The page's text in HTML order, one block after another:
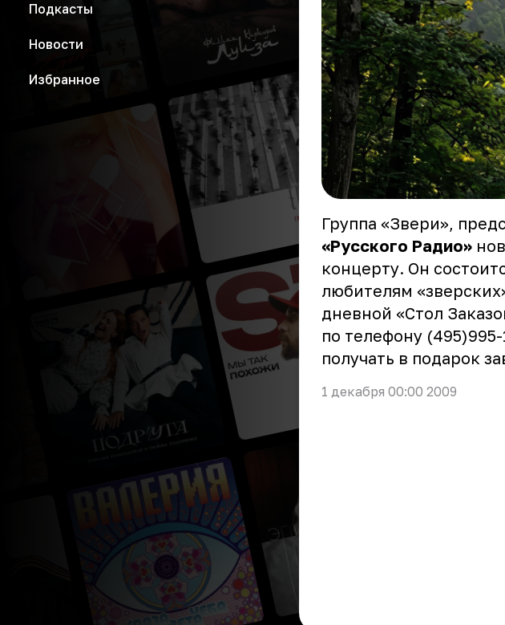
Подкасты
Новости
Избранное
Группа «Звери» ,
«Русского Радио»
концерту. Он
любителям
дневной «Стол
по телефону
получать в подарок
1 декабря 00:00 2009